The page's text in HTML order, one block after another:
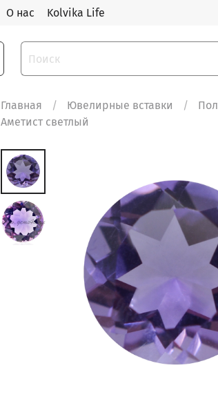
О нас Kolvika Life
Главная Ювелирные вставки
Аметист светлый